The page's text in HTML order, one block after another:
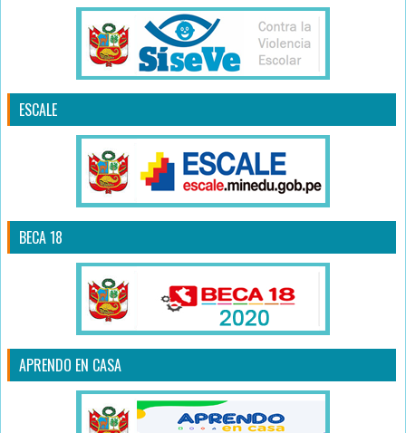
ESCALE
BECA 18
APRENDO EN CASA